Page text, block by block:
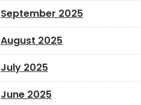
September 2025
August 2025
July 2025
June 2025